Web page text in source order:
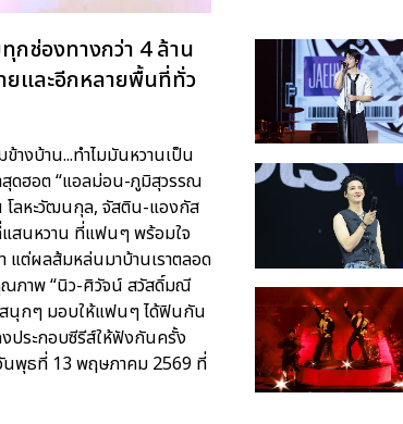
ช่องทางกว่า 4 ล้าน
ยและอีกหลายพื้นที่ทั่ว
างบ้าน...ทำไมมันหวานเป็น
สุดฮอต “แอลม่อน-ภูมิสุวรรณ
ลหะวัฒนกุล, จัสติน-แองกัส
นหวาน ที่แฟนๆ พร้อมใจ
แต่ผลส้มหล่นมาบ้านเราตลอด
ภาพ “นิว-ศิวัจน์ สวัสดิ์มณี
สนุกๆ มอบให้แฟนๆ ได้ฟินกัน
งประกอบซีรีส์ให้ฟังกันครั้ง
นพุธที่ 13 พฤษภาคม 2569 ที่